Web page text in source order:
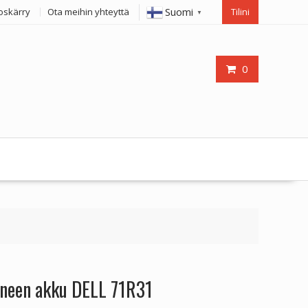
Ota meihin yhteyttä Suomi ▼ Tilini
0
akku DELL 71R31